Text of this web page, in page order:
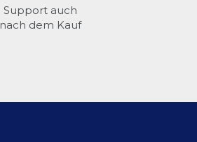
Support auch
nach dem Kauf